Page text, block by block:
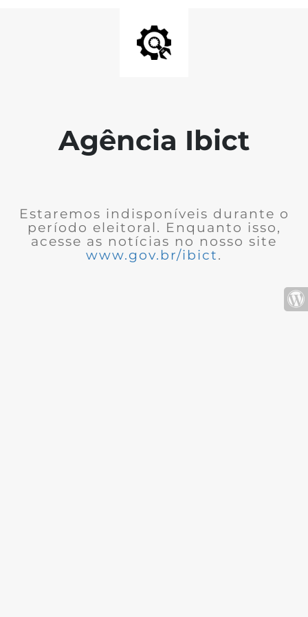
Agência Ibict
Estaremos indisponíveis durante o
período eleitoral. Enquanto isso,
acesse as notícias no nosso site
www.gov.br/ibict.